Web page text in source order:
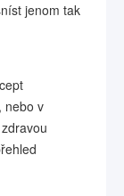
jenom tak
nebo v